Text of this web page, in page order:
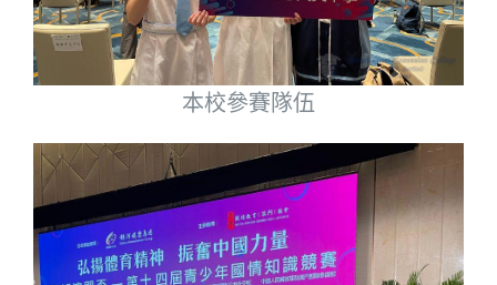
本校參賽隊伍